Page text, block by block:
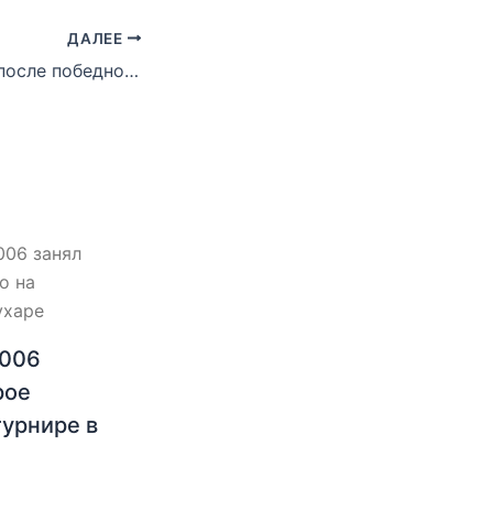
ДАЛЕЕ
Даминов Амаль после победного гола Вьетнаму: «Будем бороться дальше!»
в